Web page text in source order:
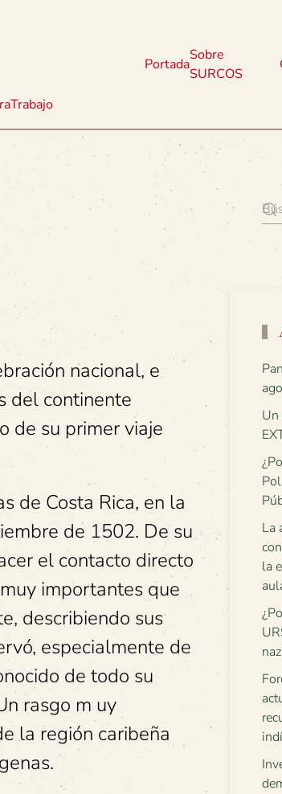
Trabajo
Portada
Sobre
SURCOS
nacional, e
del continente
de su primer viaje
de Costa Rica, en la
de 1502. De su
el contacto directo
importantes que
describiendo sus
especialmente de
de todo su
rasgo m uy
la región caribeña
Un
La
la